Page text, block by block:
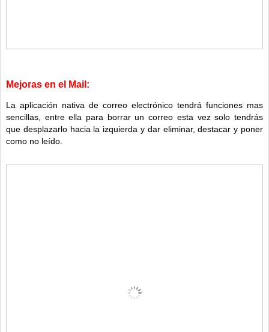
Mejoras en el Mail:
La aplicación nativa de correo electrónico tendrá funciones mas
sencillas, entre ella para borrar un correo esta vez solo tendrás
que desplazarlo hacia la izquierda y dar eliminar, destacar y poner
como no leído